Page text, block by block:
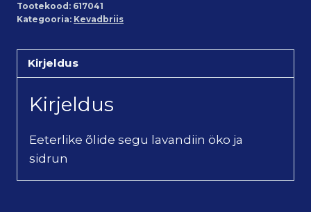
(10ml)
Tootekood: 617041
Kategooria: Kevadbriis
Kirjeldus
Kirjeldus
Eeterlike õlide segu lavandiin öko ja
sidrun